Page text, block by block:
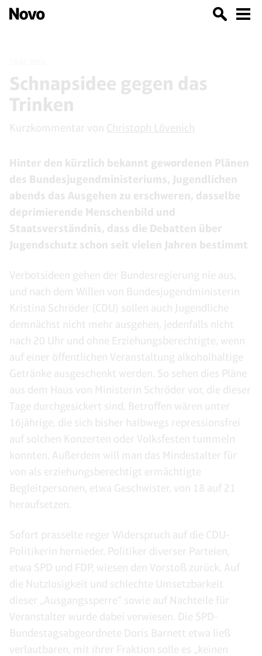
Schnapsidee gegen das
Trinken
Kurzkommentar von Christoph Lövenich
Hinter den kürzlich bekannt gewordenen Plänen
des Bundesjugendministeriums, Jugendlichen
abends das Ausgehen zu erschweren, dasselbe
deprimierende Menschenbild und
Staatsverständnis, dass die Debatten über
Jugendschutz schon seit vielen Jahren bestimmt
Verbotsideen gehen der Bundesregierung nie aus,
und nach dem Willen von Bundesjugendministerin
Kristina Schröder (CDU) sollen auch Jugendliche
demnächst nicht mehr ausgehen, jedenfalls nicht
nach 20 Uhr und ohne Erziehungsberechtigte, wenn
auf einer öffentlichen Veranstaltung alkoholhaltige
Getränke ausgeschenkt werden. So sehen dies Pläne
aus dem Haus von Ministerin Schröder vor, die dieser
Tage durchgesickert sind. Betroffen wären unter
16jährige, die sich bisher halbwegs repressionsfrei
auf solchen Konzerten oder Volksfesten tummeln
konnten. Außerdem will man das Mindestalter für
von als erziehungsberechtigt ermächtigte
Begleitpersonen, etwa Geschwister, von 18 auf 21
heraufsetzen.
Sofort prasselte reger Widerspruch auf die CDU-
Politikerin hernieder. Politiker diverser Parteien,
etwa SPD und FDP, wiesen den Vorstoß zurück. Auf
die Nutzlosigkeit und schlechte Umsetzbarkeit
dieser „Ausgangssperre“ sowie auf Nachteile für
Veranstalter wurde dabei verwiesen. Die SPD-
Bundestagsabgeordnete Doris Barnett etwa ließ
verlautbaren, mit ihrer Fraktion solle es „keinen